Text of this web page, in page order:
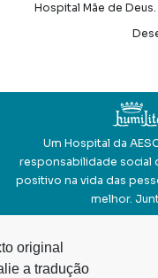
Hospital Mãe de
Um Hospital da
responsabilidade social
positivo na vida das
melhor.
original
a tradução